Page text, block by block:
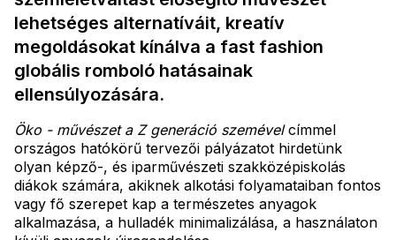
lehetséges alternatíváit, kreatív
megoldásokat kínálva a fast fashion
globális romboló hatásainak
ellensúlyozására.
Öko - művészet a Z generáció szemévelcímmel
országos hatókörű tervezői pályázatot hirdetünk
olyan képző-, és iparművészeti szakközépiskolás
diákok számára, akiknek alkotási folyamataiban fontos
vagy fő szerepet kap a természetes anyagok
alkalmazása, a hulladék minimalizálása, a használaton